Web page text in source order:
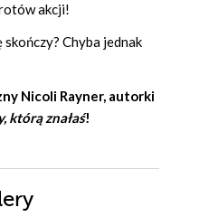
akcji!
Chyba jednak
Nicoli Rayner, autorki
którą znałaś!